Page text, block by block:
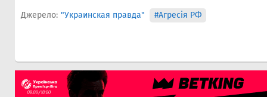
Джерело: "Украинская правда" #Агресія РФ